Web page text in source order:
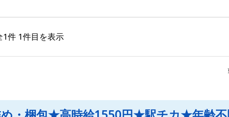
1件 1件目を表示